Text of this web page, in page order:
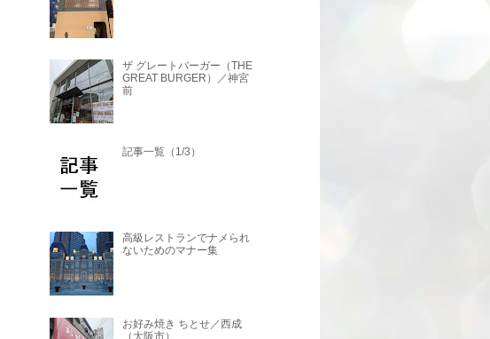
ザ グレートバーガー（THE
GREAT BURGER）／神宮
前
記事一覧（1/3）
高級レストランでナメられ
ないためのマナー集
お好み焼き ちとせ／西成
（大阪市）